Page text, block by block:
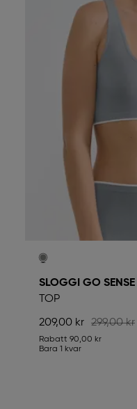
SLOGGI GO SENSE
TOP
209,00 kr 299,00 kr
Rabatt 90,00 kr
Bara 1 kvar